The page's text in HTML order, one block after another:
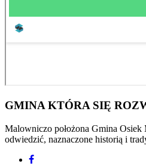
GMINAKTÓRA SIĘ
Malowniczo położona Gmina Osiek
odwiedzić, naznaczone historią i